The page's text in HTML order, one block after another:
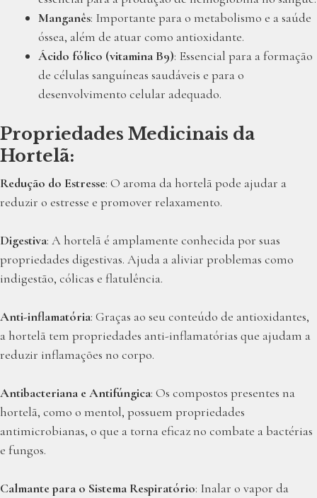
Manganês: Importante para o metabolismo e a saúde
óssea, além de atuar como antioxidante.
Ácido fólico (vitamina B9): Essencial para a formação
de células sanguíneas saudáveis e para o
desenvolvimento celular adequado.
Propriedades Medicinais da
Hortelã:
Redução do Estresse: O aroma da hortelã pode ajudar a
reduzir o estresse e promover relaxamento.
Digestiva: A hortelã é amplamente conhecida por suas
propriedades digestivas. Ajuda a aliviar problemas como
indigestão, cólicas e flatulência.
Anti-inflamatória: Graças ao seu conteúdo de antioxidantes,
a hortelã tem propriedades anti-inflamatórias que ajudam a
reduzir inflamações no corpo.
Antibacteriana e Antifúngica: Os compostos presentes na
hortelã, como o mentol, possuem propriedades
antimicrobianas, o que a torna eficaz no combate a bactérias
e fungos.
Calmante para o Sistema Respiratório: Inalar o vapor da